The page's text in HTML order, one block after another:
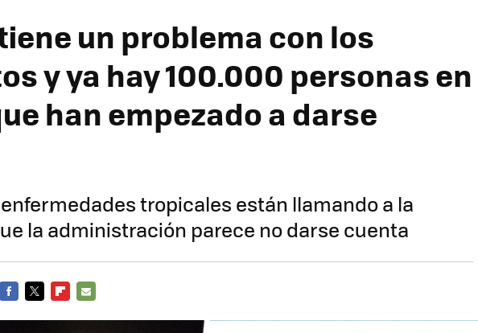
un problema con los
y ya hay 100.000 personas en
han empezado a darse
enfermedades tropicales están llamando a la
la administración parece no darse cuenta